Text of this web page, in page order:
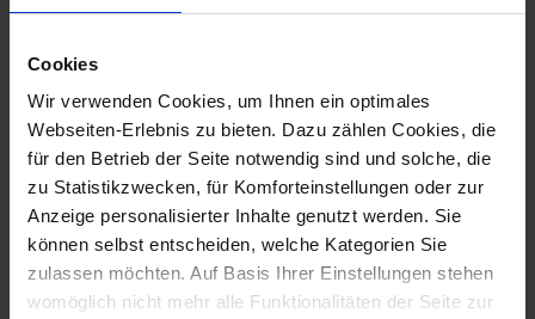
Cookies
Wir verwenden Cookies, um Ihnen ein optimales
Webseiten-Erlebnis zu bieten. Dazu zählen Cookies, die
für den Betrieb der Seite notwendig sind und solche, die
zu Statistikzwecken, für Komforteinstellungen oder zur
Anzeige personalisierter Inhalte genutzt werden. Sie
können selbst entscheiden, welche Kategorien Sie
zulassen möchten. Auf Basis Ihrer Einstellungen stehen
womöglich nicht mehr alle Funktionalitäten der Seite zur
Wählen Sie den TAPI-Treiber Ihrer
Voreinstellungen.
Für ausgehende Anrufe können Sie eine
Amtskennziffer voreinstellen, wie
beispielsweise eine „0“, falls diese für
ausgehende Anrufe erforderlich ist.
Mit Win-CASA und dem registrierten CRM-Modul
können Sie zusätzliche Funktionen nutzen: